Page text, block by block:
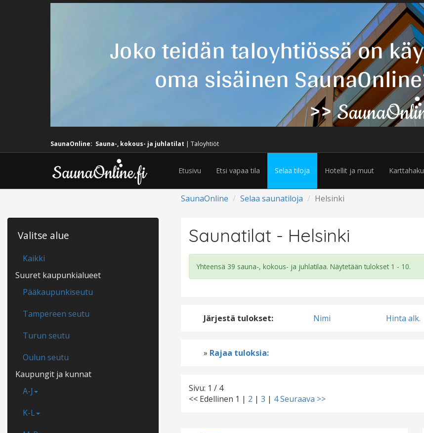
SaunaOnline: Sauna-, kokous- ja juhlatilat | Taloyhtiöt
Etusivu Etsi vapaa tila Selaa tiloja Hotellit ja muut Karttahaku
SaunaOnline Selaa saunatiloja Helsinki
Valitse alue
Kaikki
Suuret kaupunkialueet
Pääkaupunkiseutu
Tampereen seutu
Turun seutu
Oulun seutu
Kaupungit ja kunnat
A-J
K-L
Saunatilat - Helsinki
Yhteensä 39 sauna-, kokous- ja juhlatilaa. Näytetään tulokset 1 - 10.
Järjestä tulokset: Nimi Hinta alk.
» Rajaa tuloksia:
Sivu: 1 / 4
<< Edellinen 1 | 2 | 3 | 4Seuraava >>